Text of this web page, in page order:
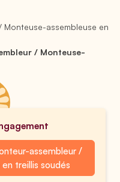
assembleuse en
/ Monteuse-
assembleur /
treillis soudés